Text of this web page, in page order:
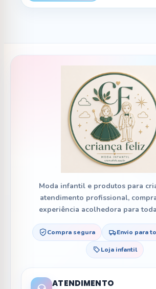
Moda infantil e produtos para
atendimento profissional,
experiência acolhedora para
Compra segura Envio para
Loja infantil
ATENDIMENTO